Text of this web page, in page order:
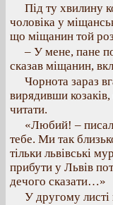
Під ту хвилину
чоловіка у
що міщанин той
– У мене, пане
сказав міщанин,
Чорнота зараз
вирядивши
читати.
«Любий! –
тебе. Ми так
тільки львівські
прибути у Львів
дечого сказати…»
У другому